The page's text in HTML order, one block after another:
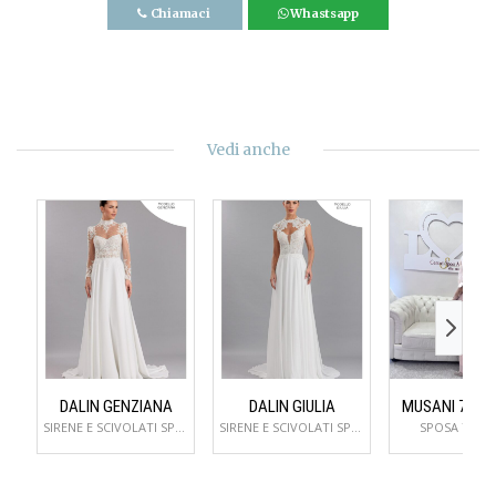
Chiamaci Whastsapp
Vedi anche
DALIN GENZIANA
SIRENE E SCIVOLATI SPOSA
DALIN GIULIA
SIRENE E SCIVOLATI SPOSA
MUSANI
SPOSA